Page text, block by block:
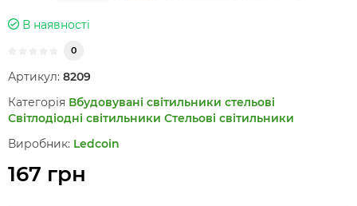
В наявності
0
Артикул: 8209
Категорія Вбудовувані світильники стельові
Світлодіодні світильники Стельові світильники
Виробник: Ledcoin
167 грн